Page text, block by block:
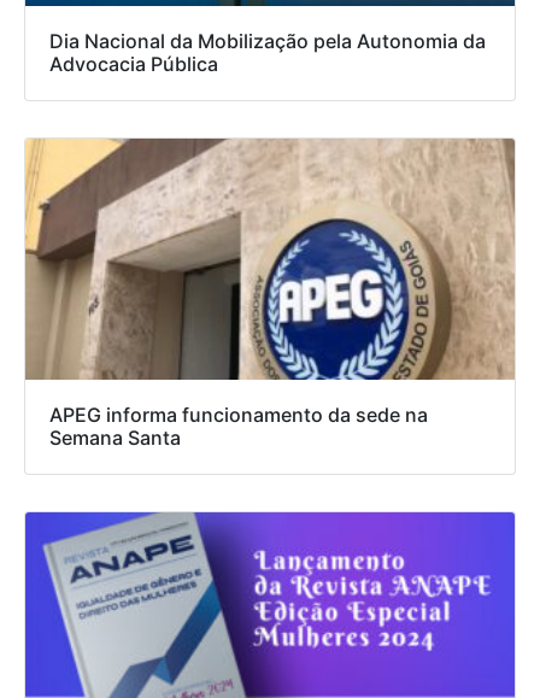
Dia Nacional da Mobilização pela Autonomia da
Advocacia Pública
APEG informa funcionamento da sede na
Semana Santa